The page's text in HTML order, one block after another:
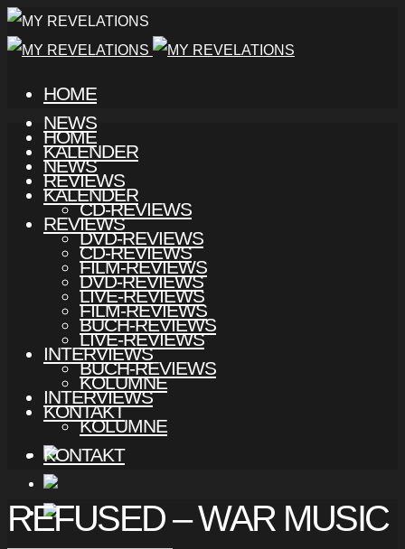
HOME
NEWS
KALENDER
REVIEWS
CD-REVIEWS
DVD-REVIEWS
FILM-REVIEWS
LIVE-REVIEWS
BUCH-REVIEWS
INTERVIEWS
KOLUMNE
KONTAKT
HOME
NEWS
KALENDER
REVIEWS
CD-REVIEWS
DVD-REVIEWS
FILM-REVIEWS
LIVE-REVIEWS
BUCH-REVIEWS
INTERVIEWS
KOLUMNE
KONTAKT
REFUSED – WAR MUSIC